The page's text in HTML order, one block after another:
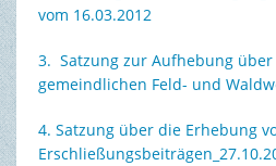
vom 16.03.2012
3. Satzung zur Aufhebung
gemeindlichen Feld- und
4. Satzung über die Erhebung